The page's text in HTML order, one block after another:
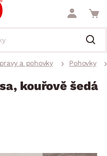
a pohovky Pohovky
kouřově šedá